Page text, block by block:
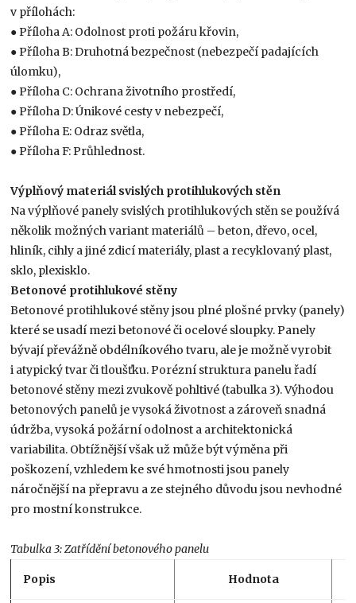
v přílohách:
● Příloha A: Odolnost proti požáru křovin,
● Příloha B: Druhotná bezpečnost (nebezpečí padajících
úlomku),
● Příloha C: Ochrana životního prostředí,
● Příloha D: Únikové cesty v nebezpečí,
● Příloha E: Odraz světla,
● Příloha F: Průhlednost.
Výplňový materiál svislých protihlukových stěn
Na výplňové panely svislých protihlukových stěn se používá
několik možných variant materiálů – beton, dřevo, ocel,
hliník, cihly a jiné zdicí materiály, plast a recyklovaný plast,
sklo, plexisklo.
Betonové protihlukové stěny
Betonové protihlukové stěny jsou plné plošné prvky (panely)
které se usadí mezi betonové či ocelové sloupky. Panely
bývají převážně obdélníkového tvaru, ale je možně vyrobit
i atypický tvar či tloušťku. Porézní struktura panelu řadí
betonové stěny mezi zvukově pohltivé (tabulka 3). Výhodou
betonových panelů je vysoká životnost a zároveň snadná
údržba, vysoká požární odolnost a architektonická
variabilita. Obtížnější však už může být výměna při
poškození, vzhledem ke své hmotnosti jsou panely
náročnější na přepravu a ze stejného důvodu jsou nevhodné
pro mostní konstrukce.
Tabulka 3: Zatřídění betonového panelu
Popis Hodnota